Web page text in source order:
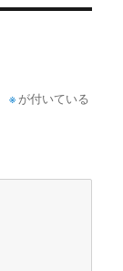
※ が付いている